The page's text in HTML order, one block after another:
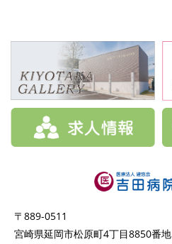
〒889-0511
宮崎県延岡市松原町4丁目8850番地